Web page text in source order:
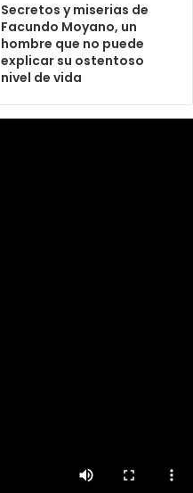
Secretos y miserias de
Facundo Moyano, un
hombre que no puede
explicar su ostentoso
nivel de vida